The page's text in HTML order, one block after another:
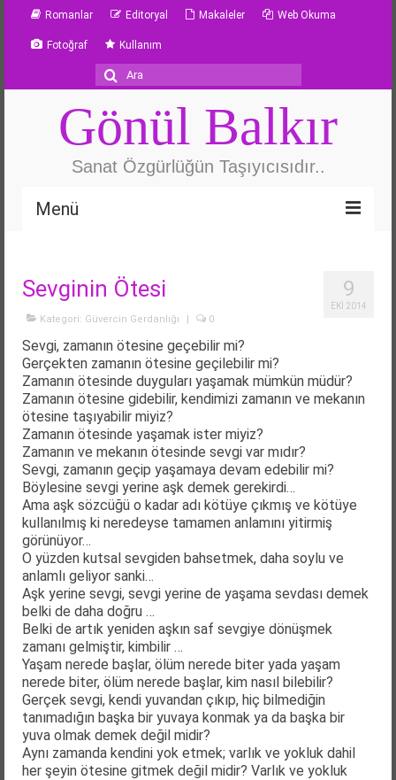
Romanlar Editoryal Makaleler Web Okuma
Fotoğraf Kullanım
Şunu
ara:
Gönül Balkır
Sanat Özgürlüğün Taşıyıcısıdır..
Menü
Güvercin Gerdanlığı
Yazarlık Atölyesi
9
EKI 2014
Sevginin Ötesi
Kategori: Güvercin Gerdanlığı | 0
Sevgi, zamanın ötesine geçebilir mi?
Gerçekten zamanın ötesine geçilebilir mi?
Zamanın ötesinde duyguları yaşamak mümkün müdür?
Zamanın ötesine gidebilir, kendimizi zamanın ve mekanın
ötesine taşıyabilir miyiz?
Zamanın ötesinde yaşamak ister miyiz?
Zamanın ve mekanın ötesinde sevgi var mıdır?
Sevgi, zamanın geçip yaşamaya devam edebilir mi?
Böylesine sevgi yerine aşk demek gerekirdi…
Ama aşk sözcüğü o kadar adı kötüye çıkmış ve kötüye
kullanılmış ki neredeyse tamamen anlamını yitirmiş
görünüyor…
O yüzden kutsal sevgiden bahsetmek, daha soylu ve
anlamlı geliyor sanki…
Aşk yerine sevgi, sevgi yerine de yaşama sevdası demek
belki de daha doğru …
Belki de artık yeniden aşkın saf sevgiye dönüşmek
zamanı gelmiştir, kimbilir …
Yaşam nerede başlar, ölüm nerede biter yada yaşam
nerede biter, ölüm nerede başlar, kim nasıl bilebilir?
Gerçek sevgi, kendi yuvandan çıkıp, hiç bilmediğin
tanımadığın başka bir yuvaya konmak ya da başka bir
yuva olmak demek değil midir?
Aynı zamanda kendini yok etmek; varlık ve yokluk dahil
her şeyin ötesine gitmek değil midir? Varlık ve yokluk